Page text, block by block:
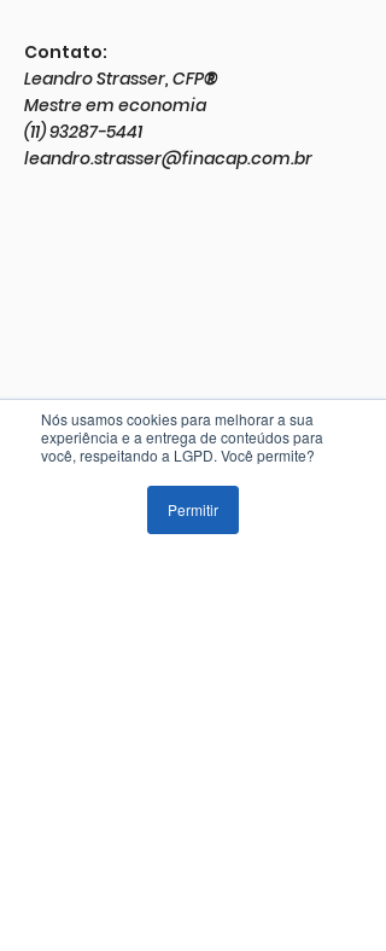
Nós usamos cookies para melhorar a sua
experiência e a entrega de conteúdos para
você, respeitando a LGPD. Você permite?
Permitir
Contato:
Leandro Strasser, CFP®
Mestre em economia
(11) 93287-5441
leandro.strasser@finacap.com.br